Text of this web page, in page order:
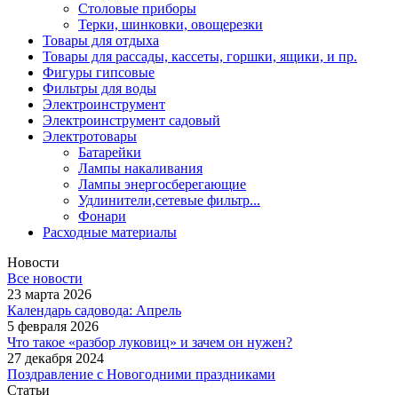
Столовые приборы
Терки, шинковки, овощерезки
Товары для отдыха
Товары для рассады, кассеты, горшки, ящики, и пр.
Фигуры гипсовые
Фильтры для воды
Электроинструмент
Электроинструмент садовый
Электротовары
Батарейки
Лампы накаливания
Лампы энергосберегающие
Удлинители,сетевые фильтр...
Фонари
Расходные материалы
Новости
Все новости
23 марта 2026
Календарь садовода: Апрель
5 февраля 2026
Что такое «разбор луковиц» и зачем он нужен?
27 декабря 2024
Поздравление с Новогодними праздниками
Статьи